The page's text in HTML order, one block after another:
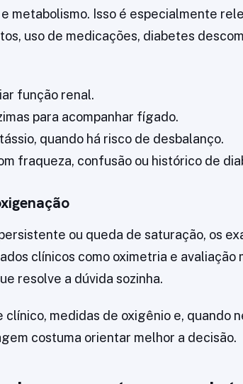
metabolismo. Isso é especialmente
uso de medicações, diabetes
função renal.
para acompanhar fígado.
quando há risco de desbalanço.
fraqueza, confusão ou histórico de
ou queda de saturação, os
clínicos como oximetria e avaliação
resolve a dúvida sozinha.
clínico, medidas de oxigênio e, quando
costuma orientar melhor a decisão.